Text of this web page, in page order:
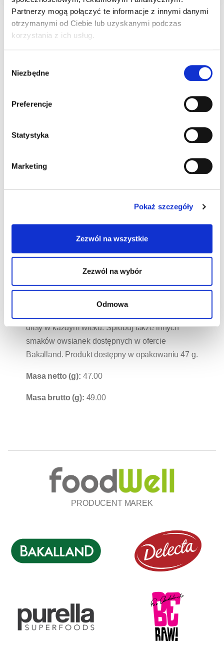
Partnerzy mogą połączyć te informacje z innymi danymi
otrzymanymi od Ciebie lub uzyskanymi podczas
korzystania z ich usług.
zgody
Niezbędne
Preferencje
Statystyka
Marketing
Pokaż szczegóły
Zezwól na wszystkie
Zezwól na wybór
Odmowa
Bakalland BA! Owsianka z 5 owocami leśnymi
bez, malina, żurawina, czarna porzeczka, jagoda.
owoców leśnych Bakalland BA! jest idealną
jednocześnie dbają o zrównoważoną dietę.
aromatycznych owoców nie tylko o wyjątkowym
wartości odżywczych. Owsianka 5 owoców
leśnych Bakalland BA! zawiera m.in. malinę,
w owocach leśnych antocyjany poprawiają
ukrwienie oczu i jakość widzenia. Owsianka 5
owoców leśnych Bakalland BA! ze względu na
wysoką zawartość błonnika oraz niską
diety w każdym wieku. Spróbuj także innych
smaków owsianek dostępnych w ofercie
Bakalland. Produkt dostępny w opakowaniu 47 g.
Masa netto (g): 47.00
Masa brutto (g): 49.00
PRODUCENT MAREK